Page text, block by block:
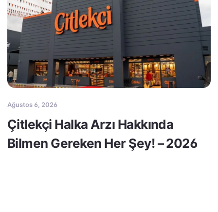
Ağustos 6, 2026
Çitlekçi Halka Arzı Hakkında
Bilmen Gereken Her Şey! – 2026